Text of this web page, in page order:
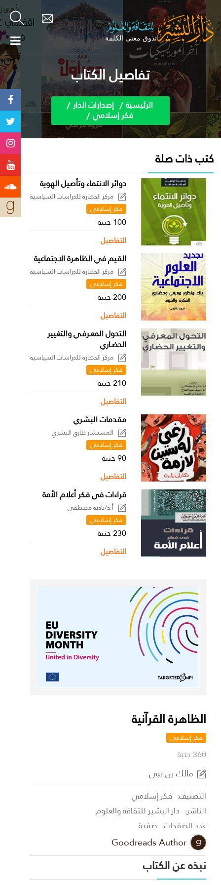
تفاصيل الكتاب
الرئيسية إصدارات الدار
فكر إسلامي
كتب ذات صلة
دوائر الانتماء وتأصيل الهوية
مركز الحضارة للدراسات السياسية
فكر إسلامي
100 جنية
التفاصيل
القيم في الظاهرة الاجتماعية
مركز الحضارة للدراسات السياسية
فكر إسلامي
200 جنية
التفاصيل
التحول المعـرفـي والتغيير
الحضـاري
مركز الحضارة للدراسات السياسية
فكر إسلامي
210 جنية
التفاصيل
مقدمات البشري
المستشار طارق البشري
فكر إسلامي
90 جنية
التفاصيل
قراءات في فكر أعلام الأمة
أ.د/نادية مصطفى
فكر إسلامي
230 جنية
التفاصيل
الظاهرة القرآنية
فكر إسلامي
360 جنية
مالك بن نبي
التصنيف: فكر إسلامي
الناشر: دار البشير للثقافة والعلوم
عدد الصفحات: صفحة
Goodreads Author
نبذه عن الكتاب